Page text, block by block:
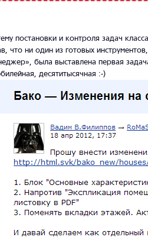
постановки и контроля задач
что ни один из готовых
была выставлена первая
десятитысячная :-)